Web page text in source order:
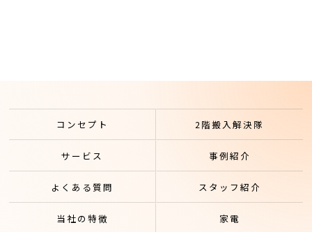
コンセプト 2階搬入解決隊
サービス 事例紹介
よくある質問 スタッフ紹介
当社の特徴 家電